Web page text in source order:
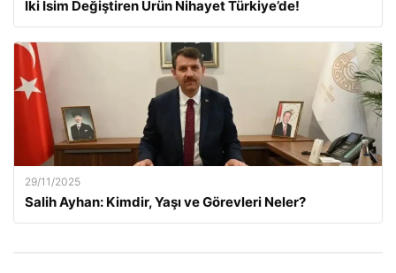
İki İsim Değiştiren Ürün Nihayet Türkiye’de!
29/11/2025
Salih Ayhan: Kimdir, Yaşı ve Görevleri Neler?